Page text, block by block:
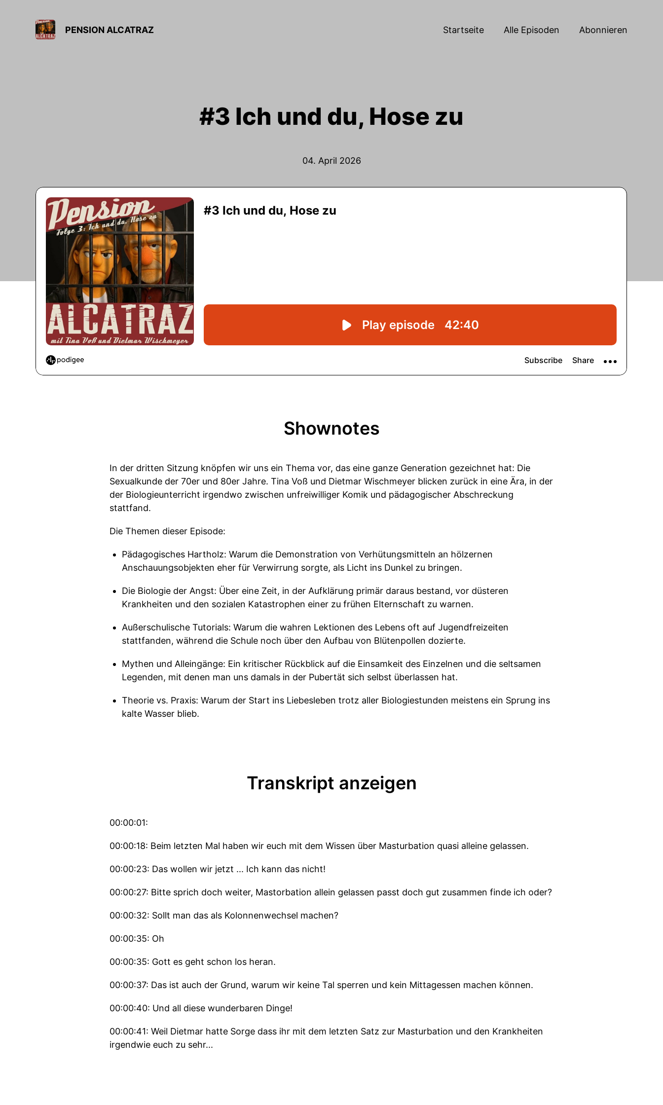
PENSION ALCATRAZ Startseite Alle Episoden Abonnieren
#3 Ich und du, Hose zu
04. April 2026
Shownotes
In der dritten Sitzung knöpfen wir uns ein Thema vor, das eine ganze Generation gezeichnet hat: Die
Sexualkunde der 70er und 80er Jahre. Tina Voß und Dietmar Wischmeyer blicken zurück in eine Ära, in der
der Biologieunterricht irgendwo zwischen unfreiwilliger Komik und pädagogischer Abschreckung
stattfand.
Die Themen dieser Episode:
Pädagogisches Hartholz: Warum die Demonstration von Verhütungsmitteln an hölzernen
Anschauungsobjekten eher für Verwirrung sorgte, als Licht ins Dunkel zu bringen.
Die Biologie der Angst: Über eine Zeit, in der Aufklärung primär daraus bestand, vor düsteren
Krankheiten und den sozialen Katastrophen einer zu frühen Elternschaft zu warnen.
Außerschulische Tutorials: Warum die wahren Lektionen des Lebens oft auf Jugendfreizeiten
stattfanden, während die Schule noch über den Aufbau von Blütenpollen dozierte.
Mythen und Alleingänge: Ein kritischer Rückblick auf die Einsamkeit des Einzelnen und die seltsamen
Legenden, mit denen man uns damals in der Pubertät sich selbst überlassen hat.
Theorie vs. Praxis: Warum der Start ins Liebesleben trotz aller Biologiestunden meistens ein Sprung ins
kalte Wasser blieb.
Transkript anzeigen
00:00:01:
00:00:18: Beim letzten Mal haben wir euch mit dem Wissen über Masturbation quasi alleine gelassen.
00:00:23: Das wollen wir jetzt ... Ich kann das nicht!
00:00:27: Bitte sprich doch weiter, Mastorbation allein gelassen passt doch gut zusammen finde ich oder?
00:00:32: Sollt man das als Kolonnenwechsel machen?
00:00:35: Oh
00:00:35: Gott es geht schon los heran.
00:00:37: Das ist auch der Grund, warum wir keine Tal sperren und kein Mittagessen machen können.
00:00:40: Und all diese wunderbaren Dinge!
00:00:41: Weil Dietmar hatte Sorge dass ihr mit dem letzten Satz zur Masturbation und den Krankheiten
irgendwie euch zu sehr...